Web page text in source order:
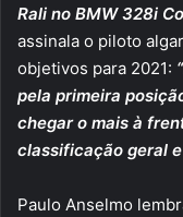
Rali no BMW 328i
assinala o piloto
objetivos para 2021:
pela primeira
chegar o mais à
classificação geral e
Paulo Anselmo